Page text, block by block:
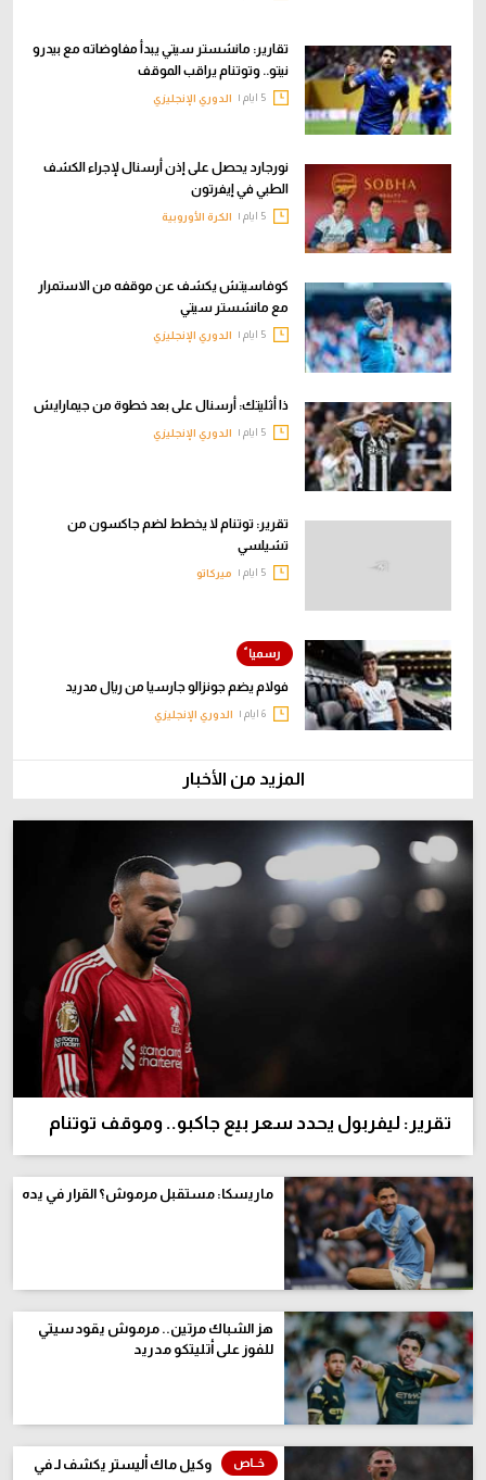
تقارير: مانشستر سيتي يبدأ مفاوضاته مع بيدرو
نيتو.. وتوتنام يراقب الموقف
5 ايام | الدوري الإنجليزي
نورجارد يحصل على إذن أرسنال لإجراء الكشف
الطبي في إيفرتون
5 ايام | الكرة الأوروبية
كوفاسيتش يكشف عن موقفه من الاستمرار
مع مانشستر سيتي
5 ايام | الدوري الإنجليزي
ذا أثليتك: أرسنال على بعد خطوة من جيمارايش
5 ايام | الدوري الإنجليزي
تقرير: توتنام لا يخطط لضم جاكسون من
تشيلسي
5 ايام | ميركاتو
فولام يضم جونزالو جارسيا من ريال مدريد
6 ايام | الدوري الإنجليزي
المزيد من الأخبار
تقرير: ليفربول يحدد سعر بيع جاكبو.. وموقف توتنام
ماريسكا: مستقبل مرموش؟ القرار في يده
هز الشباك مرتين.. مرموش يقود سيتي
للفوز على أتليتكو مدريد
وكيل ماك أليستر يكشف لـ في